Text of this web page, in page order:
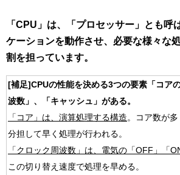
「CPU」は、
「プロセッサー」とも呼
ケーションを動作させ、必要な様々な
割を担っています。
[補足]CPUの性能を決める3つの要素「コア
波数」、「キャッシュ」がある。
「コア」は、演算処理する構造。コア数が
分担して早く処理が行われる。
「クロック周波数」は、電気の「OFF」「
この切り替え速度で処理を早める。